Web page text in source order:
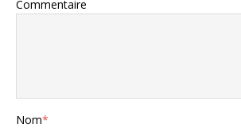
Commentaire
Nom*